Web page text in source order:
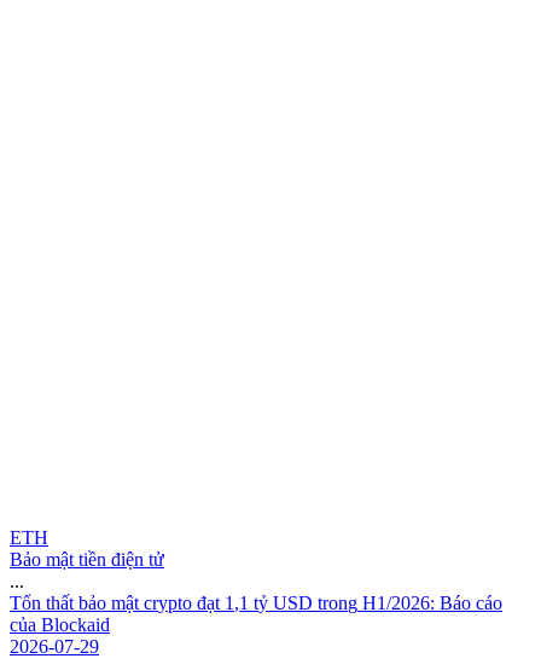
ETH
Bảo mật tiền điện tử
...
Tổn thất bảo mật crypto đạt 1 ,1 tỷ USD trong H1/2026: Báo cáo
của Blockaid
2026-07-29